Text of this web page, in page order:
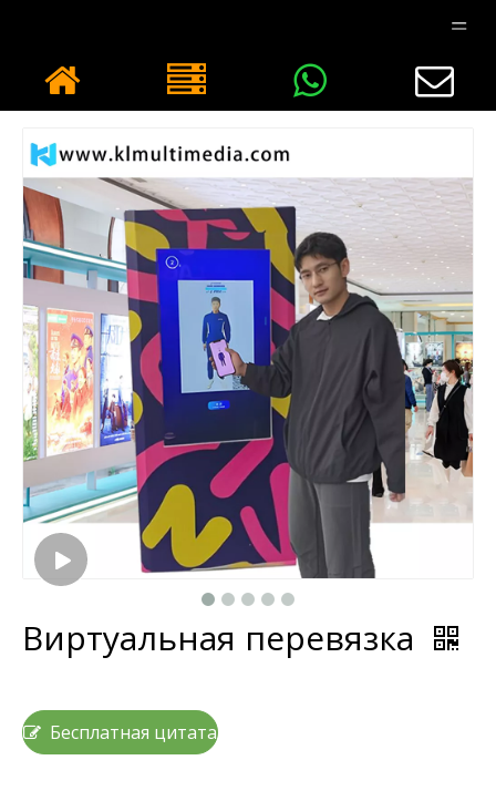
Виртуальная перевязка
Бесплатная цитата